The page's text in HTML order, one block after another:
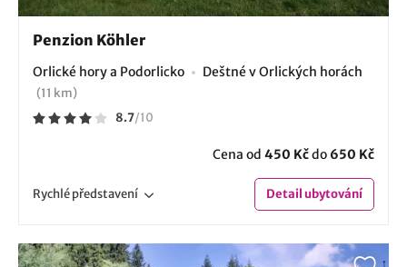
Penzion Köhler
Orlické hory a Podorlicko Deštné v Orlických horách
(11 km)
8.7/10
Cena od 450 Kčdo 650 Kč
Rychlépředstavení Detailubytování